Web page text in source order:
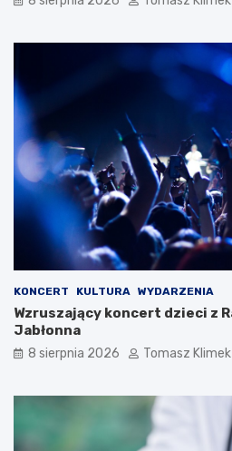
KONCERT KULTURA WYDARZENIA
Wzruszający koncert dzieci z
Jabłonna
8 sierpnia 2026 Tomasz Klimek